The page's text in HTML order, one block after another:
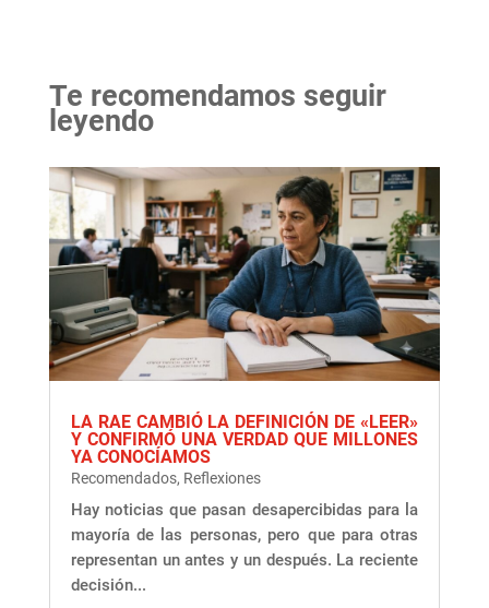
Te recomendamos seguir
leyendo
LA RAE CAMBIÓ LA DEFINICIÓN DE «LEER»
Y CONFIRMÓ UNA VERDAD QUE MILLONES
YA CONOCÍAMOS
Recomendados, Reflexiones
Hay noticias que pasan desapercibidas para la
mayoría de las personas, pero que para otras
representan un antes y un después. La reciente
decisión...